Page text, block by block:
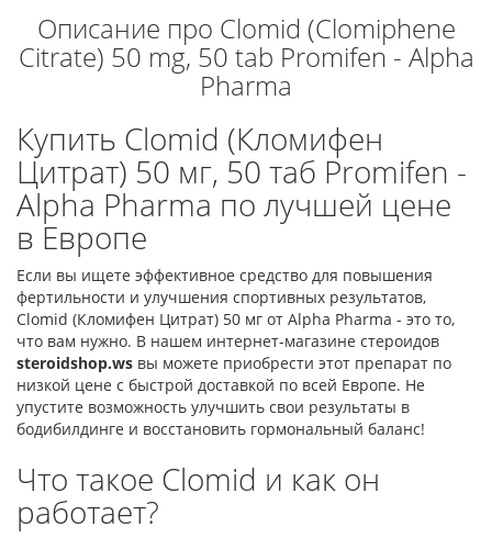
Описание про Clomid (Clomiphene
Citrate) 50 mg, 50 tab Promifen - Alpha
Pharma
Купить Clomid (Кломифен
Цитрат) 50 мг, 50 таб Promifen -
Alpha Pharma по лучшей цене
в Европе
Если вы ищете эффективное средство для повышения
фертильности и улучшения спортивных результатов,
Clomid (Кломифен Цитрат) 50 мг от Alpha Pharma - это то,
что вам нужно. В нашем интернет-магазине стероидов
steroidshop.ws вы можете приобрести этот препарат по
низкой цене с быстрой доставкой по всей Европе. Не
упустите возможность улучшить свои результаты в
бодибилдинге и восстановить гормональный баланс!
Что такое Clomid и как он
работает?